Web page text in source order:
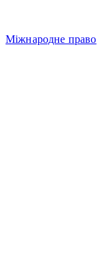
Міжнародне право